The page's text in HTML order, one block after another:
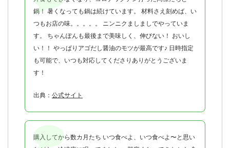
鍋！ 暑くなっても鍋は続けています。 材料さえ刻めば、い
つもお店の味。。。。。 ニンニクましましでやっていま
す。 ちゃんぽんも最後まで美味しく、伸びない！ おいし
い！！ やっぱりアゴだし醤油のモツが最高です♪ 日時指定
も可能で、いつも対応してくださりありがとうございま
す！
出典： 公式サイト
購入してから数カ月たち いつ食べよ、いつ食べよ〜と思い